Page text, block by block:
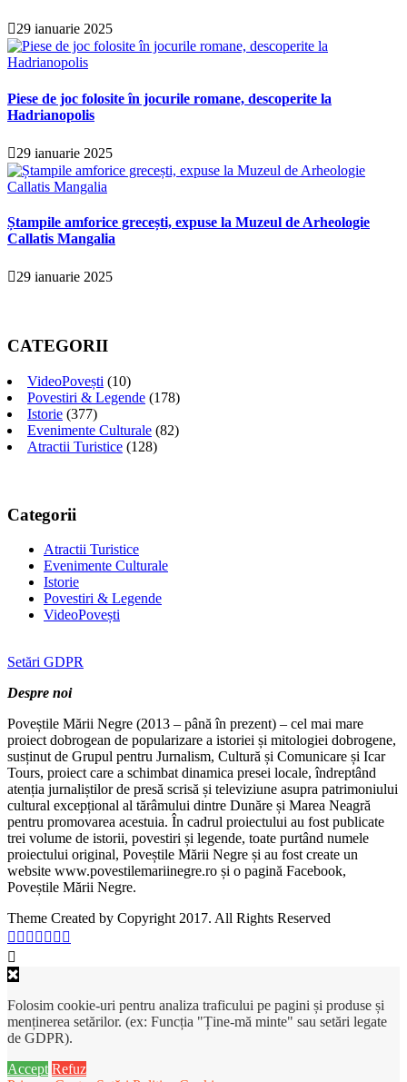
29 ianuarie 2025
Piese de joc folosite în jocurile romane, descoperite la
Hadrianopolis
29 ianuarie 2025
Ștampile amforice grecești, expuse la Muzeul de Arheologie
Callatis Mangalia
29 ianuarie 2025
CATEGORII
VideoPovești (10)
Povestiri & Legende (178)
Istorie (377)
Evenimente Culturale (82)
Atractii Turistice (128)
Categorii
Atractii Turistice
Evenimente Culturale
Istorie
Povestiri & Legende
VideoPovești
Setări GDPR
Despre noi
Poveștile Mării Negre (2013 – până în prezent) – cel mai mare
proiect dobrogean de popularizare a istoriei și mitologiei dobrogene,
susținut de Grupul pentru Jurnalism, Cultură și Comunicare și Icar
Tours, proiect care a schimbat dinamica presei locale, îndreptând
atenția jurnaliștilor de presă scrisă și televiziune asupra patrimoniului
cultural excepțional al tărâmului dintre Dunăre și Marea Neagră
pentru promovarea acestuia. În cadrul proiectului au fost publicate
trei volume de istorii, povestiri și legende, toate purtând numele
proiectului original, Poveștile Mării Negre și au fost create un
website www.povestilemariinegre.ro și o pagină Facebook,
Poveștile Mării Negre.
Theme Created by Copyright 2017. All Rights Reserved
Folosim cookie-uri pentru analiza traficului pe pagini și produse și
menținerea setărilor. (ex: Funcția "Ține-mă minte" sau setări legate
de GDPR).
Accept Refuz